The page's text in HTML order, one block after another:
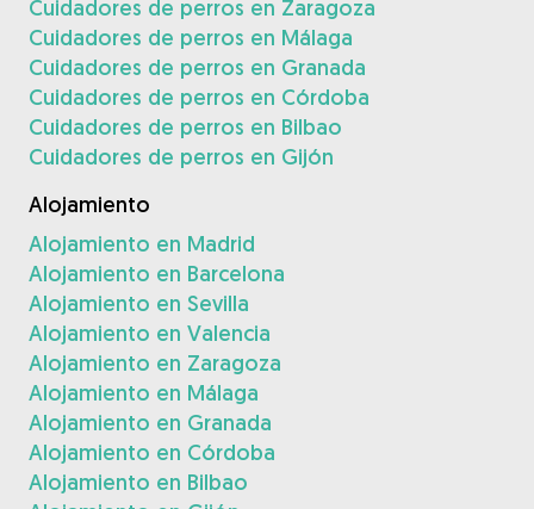
Cuidadores de perros en Zaragoza
Cuidadores de perros en Málaga
Cuidadores de perros en Granada
Cuidadores de perros en Córdoba
Cuidadores de perros en Bilbao
Cuidadores de perros en Gijón
Alojamiento
Alojamiento en Madrid
Alojamiento en Barcelona
Alojamiento en Sevilla
Alojamiento en Valencia
Alojamiento en Zaragoza
Alojamiento en Málaga
Alojamiento en Granada
Alojamiento en Córdoba
Alojamiento en Bilbao